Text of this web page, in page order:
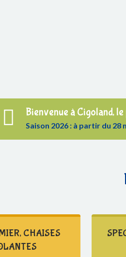
Bienvenue à Cigoland,
Saison 2026 : à partir du 28
CHAISES